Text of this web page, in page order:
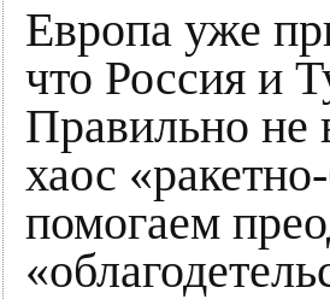
Европа уже
что Россия и
Правильно не
хаос
помогаем